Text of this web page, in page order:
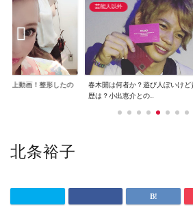
炎上動画！整形したの
芸能人以外
春木開は何者か？遊び人ぽいけど
歴は？小出恵介との...
北条裕子